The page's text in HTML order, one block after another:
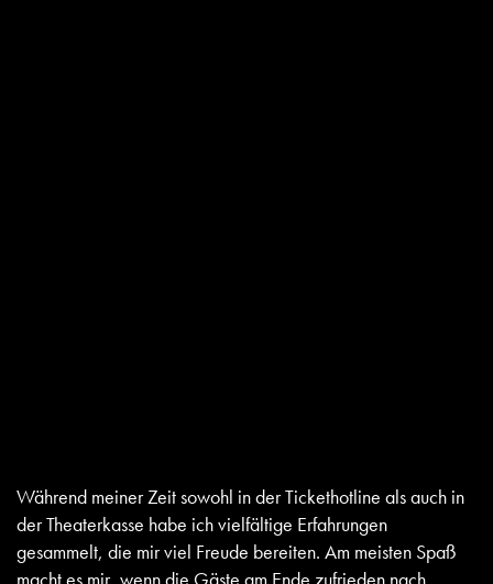
Während meiner Zeit sowohl in der Tickethotline als auch in
der Theaterkasse habe ich vielfältige Erfahrungen
gesammelt, die mir viel Freude bereiten. Am meisten Spaß
macht es mir, wenn die Gäste am Ende zufrieden nach